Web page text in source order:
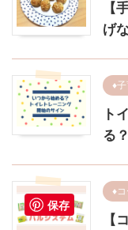
【
げ
♦︎子
ト
る
♦︎
【
保存